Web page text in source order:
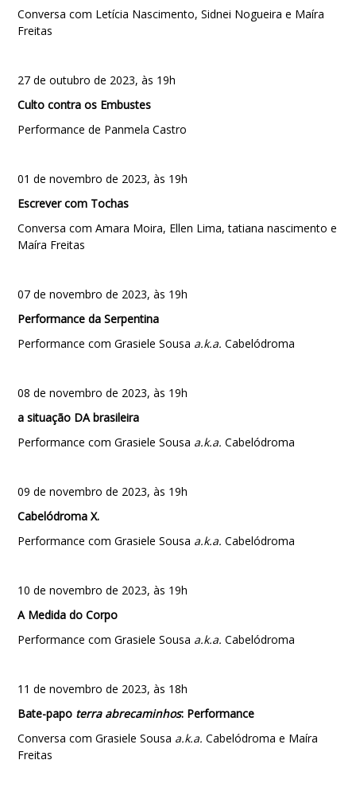
Conversa com Letícia Nascimento, Sidnei Nogueira e Maíra
Freitas
27 de outubro de 2023, às 19h
Culto contra os Embustes
Performance de Panmela Castro
01 de novembro de 2023, às 19h
Escrever com Tochas
Conversa com Amara Moira, Ellen Lima, tatiana nascimento e
Maíra Freitas
07 de novembro de 2023, às 19h
Performance da Serpentina
Performance com Grasiele Sousa a.k.a. Cabelódroma
08 de novembro de 2023, às 19h
a situação DA brasileira
Performance com Grasiele Sousa a.k.a. Cabelódroma
09 de novembro de 2023, às 19h
Cabelódroma X.
Performance com Grasiele Sousa a.k.a. Cabelódroma
10 de novembro de 2023, às 19h
A Medida do Corpo
Performance com Grasiele Sousa a.k.a. Cabelódroma
11 de novembro de 2023, às 18h
Bate-papo terra abrecaminhos: Performance
Conversa com Grasiele Sousa a.k.a. Cabelódroma e Maíra
Freitas